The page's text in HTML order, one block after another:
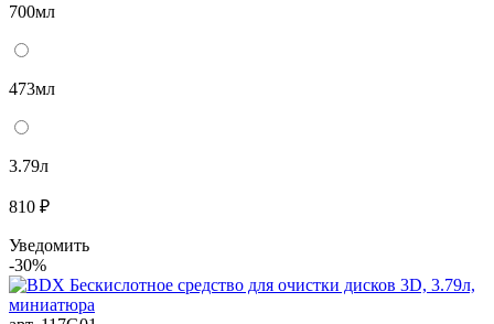
700мл
473мл
3.79л
810 ₽
Уведомить
-30%